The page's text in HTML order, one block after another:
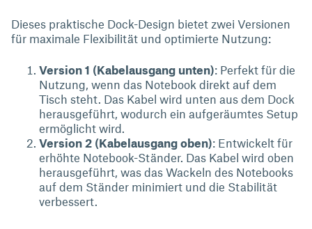
Dieses praktische Dock-Design bietet zwei Versionen
für maximale Flexibilität und optimierte Nutzung:
Version 1 (Kabelausgang unten): Perfekt für die
Nutzung, wenn das Notebook direkt auf dem
Tisch steht. Das Kabel wird unten aus dem Dock
herausgeführt, wodurch ein aufgeräumtes Setup
ermöglicht wird.
Version 2 (Kabelausgang oben): Entwickelt für
erhöhte Notebook-Ständer. Das Kabel wird oben
herausgeführt, was das Wackeln des Notebooks
auf dem Ständer minimiert und die Stabilität
verbessert.